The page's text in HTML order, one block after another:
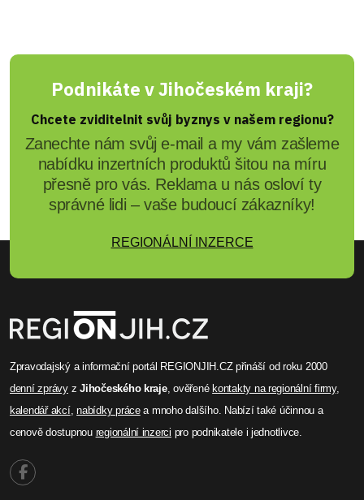
Podnikáte v Jihočeském kraji?
Chcete zviditelnit svůj byznys v našem regionu?
Zanechte nám svůj e-mail a my vám zašleme
nabídku inzertních produktů šitou na míru
přesně pro vás. Reklama u nás osloví ty
správné lidi – vaše budoucí zákazníky!
REGIONÁLNÍ INZERCE
Zpravodajský a informační portál REGIONJIH.CZ přináší od roku 2000
denní zprávyzJihočeského kraje, ověřené kontakty na regionální firmy,
kalendář akcí,nabídky prácea mnoho dalšího. Nabízí také účinnou a
cenově dostupnou regionální inzerci pro podnikatele i jednotlivce.